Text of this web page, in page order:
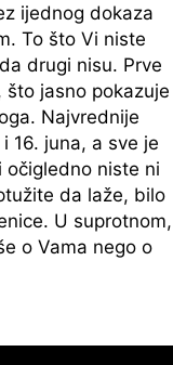
ijednog dokaza
To što Vi niste
drugi nisu. Prve
što jasno pokazuje
Najvrednije
16. juna, a sve je
očigledno niste ni
da laže, bilo
U suprotnom,
o Vama nego o